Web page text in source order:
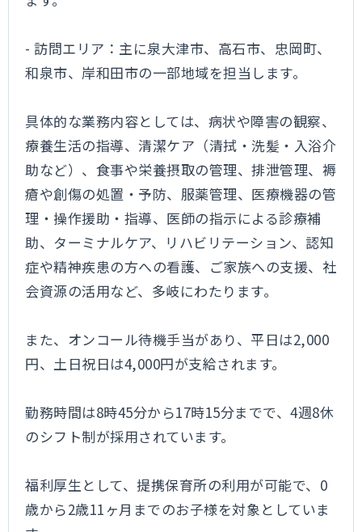
- 訪問エリア：主に泉大津市、高石市、忠岡町、
和泉市、岸和田市の一部地域を担当します。
具体的な業務内容としては、病状や障害の観察、
療養生活の指導、清潔ケア（清拭・洗髪・入浴介
助など）、食事や栄養摂取の管理、排泄管理、褥
瘡や創傷の処置・予防、服薬管理、医療機器の管
理・操作援助・指導、医師の指示による診療補
助、ターミナルケア、リハビリテーション、認知
症や精神疾患の方への看護、ご家族への支援、社
会資源の活用など、多岐にわたります。
また、オンコール待機手当があり、平日は2,000
円、土日祝日は4,000円が支給されます。
勤務時間は8時45分から17時15分までで、4週8休
のシフト制が採用されています。
福利厚生として、提携保育所の利用が可能で、0
歳から2歳11ヶ月までのお子様を対象としていま